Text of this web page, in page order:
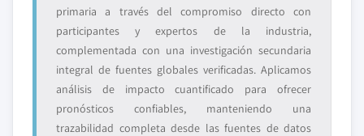
primaria a través del compromiso directo con
participantes y expertos de la industria,
complementada con una investigación secundaria
integral de fuentes globales verificadas. Aplicamos
análisis de impacto cuantificado para ofrecer
pronósticos confiables, manteniendo una
trazabilidad completa desde las fuentes de datos